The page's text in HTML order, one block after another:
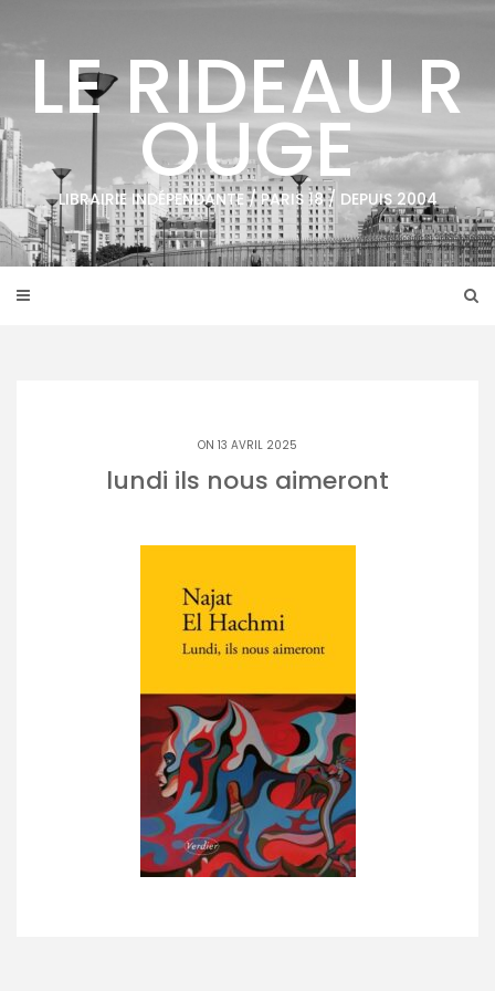
contentLE RIDEAU R
OUGE
LIBRAIRIE INDÉPENDANTE / PARIS 18 / DEPUIS 2004
ON 13 AVRIL 2025
lundi ils nous aimeront